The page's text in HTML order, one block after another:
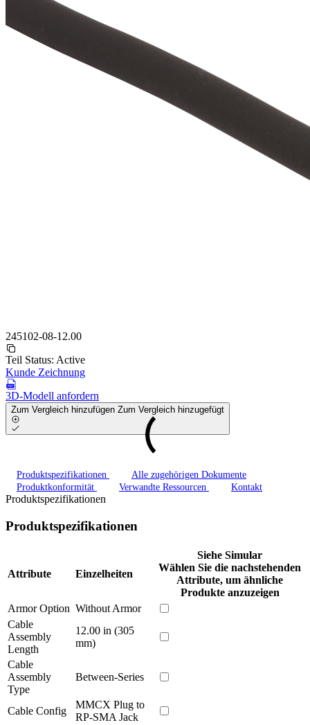
245102-08-12.00
Teil Status: Active
Kunde Zeichnung
3D-Modell anfordern
Zum Vergleich hinzufügen Zum Vergleich hinzugefügt
Produktspezifikationen
Alle zugehörigen Dokumente
Produktkonformität
Verwandte Ressourcen Kontakt
Produktspezifikationen
Produktspezifikationen
Attribute Einzelheiten
Siehe Simular
Wählen Sie die nachstehenden
Attribute, um ähnliche
Produkte anzuzeigen
Armor Option Without Armor
Cable
Assembly
Length
12.00 in (305
mm)
Cable
Assembly
Type
Between-Series
Cable Config
MMCX Plug to
RP-SMA Jack